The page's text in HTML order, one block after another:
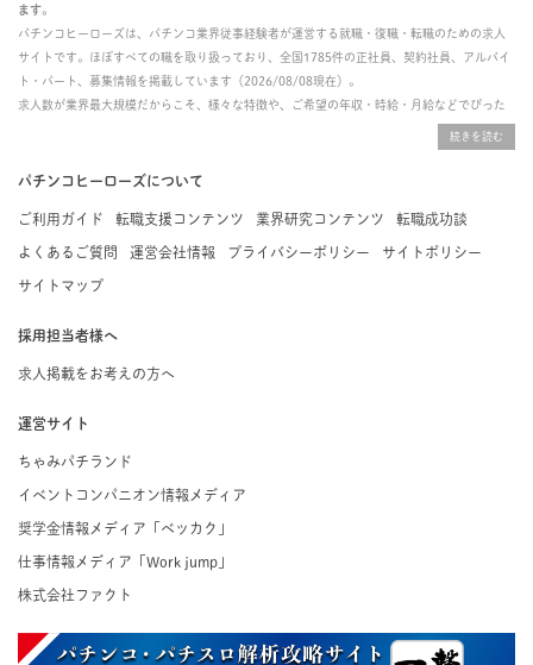
ます。
パチンコヒーローズは、パチンコ業界従事経験者が運営する就職・復職・転職のための求人
サイトです。ほぼすべての職を取り扱っており、全国1785件の正社員、契約社員、アルバイ
ト・パート、募集情報を掲載しています（2026/08/08現在）。
求人数が業界最大規模だからこそ、様々な特徴や、ご希望の年収・時給・月給などでぴった
掲載している求人は、すべて契約法人様から寄せられた正規の求人情報です。応募いただい
た内容はすぐに直接事業所に届くためスムーズに転職・復職できます。
パチンコヒーローズについて
ご利用ガイド 転職支援コンテンツ 業界研究コンテンツ 転職成功談
よくあるご質問 運営会社情報 プライバシーポリシー サイトポリシー
サイトマップ
採用担当者様へ
求人掲載をお考えの方へ
運営サイト
ちゃみパチランド
イベントコンパニオン情報メディア
奨学金情報メディア「ベッカク」
仕事情報メディア「Work jump」
株式会社ファクト